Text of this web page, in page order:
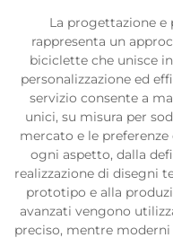
La progettazione e
rappresenta un
biciclette che unisce
personalizzazione ed
servizio consente a
unici, su misura per
mercato e le
ogni aspetto, dalla
realizzazione di disegni
prototipo e alla
avanzati vengono
preciso, mentre